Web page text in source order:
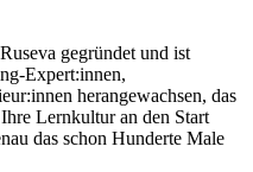
gegründet und ist
Expert:innen,
herangewachsen, das
Lernkultur an den Start
das schon Hunderte Male